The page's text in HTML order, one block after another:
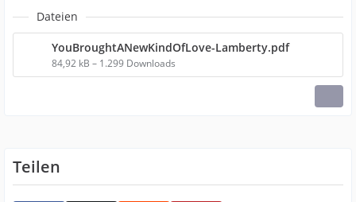
Dateien
YouBroughtANewKindOfLove-Lamberty.pdf
84,92 kB – 1.299 Downloads
Teilen